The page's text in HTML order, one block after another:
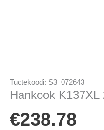
Tuotekoodi: S3_072643
Hankook K137XL
€238.78